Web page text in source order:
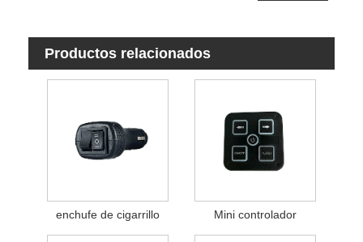
Productos relacionados
enchufe de cigarrillo Mini controlador